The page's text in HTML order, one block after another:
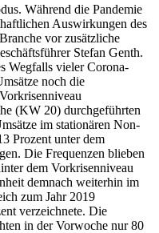
Während die Pandemie
Auswirkungen des
vor zusätzliche
Stefan Genth.
Wegfalls vieler Corona-
noch die
(KW 20) durchgeführten
im stationären Non-
Prozent unter dem
Die Frequenzen blieben
dem Vorkrisenniveau
demnach weiterhin im
zum Jahr 2019
verzeichnete. Die
in der Vorwoche nur 80